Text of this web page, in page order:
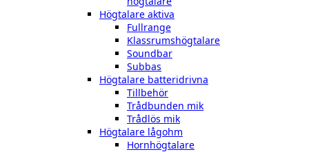
Högtalare aktiva
Fullrange
Klassrumshögtalare
Soundbar
Subbas
Högtalare batteridrivna
Tillbehör
Trådbunden mik
Trådlös mik
Högtalare lågohm
Hornhögtalare